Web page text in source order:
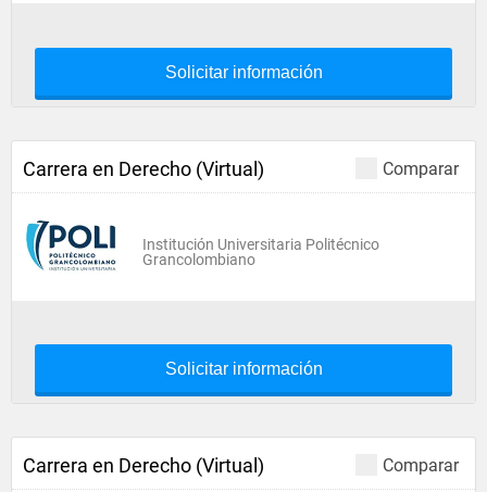
Solicitar información
Comparar
Carrera en Derecho (Virtual)
Institución Universitaria Politécnico
Grancolombiano
Solicitar información
Comparar
Carrera en Derecho (Virtual)